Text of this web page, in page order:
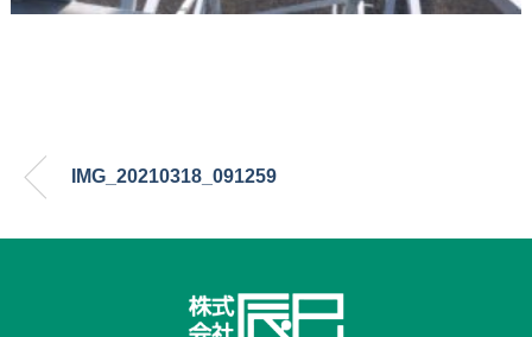
IMG_20210318_091259